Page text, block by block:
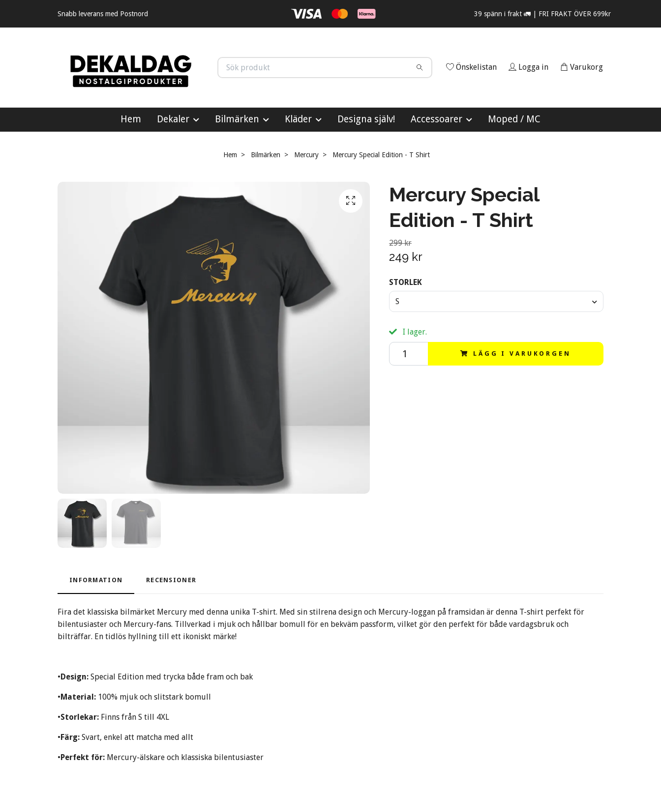
Snabb leverans med Postnord 39 spänn i frakt 🚛 | FRI FRAKT ÖVER 699kr
Önskelistan Logga in Varukorg
Hem Dekaler Bilmärken Kläder Designa själv! Accessoarer Moped / MC
Hem Bilmärken Mercury Mercury Special Edition - T Shirt
Mercury Special
Edition - T Shirt
299 kr
249 kr
STORLEK
S
I lager.
LÄGG I VARUKORGEN
INFORMATION RECENSIONER
Fira det klassiska bilmärket Mercury med denna unika T-shirt. Med sin stilrena design och Mercury-loggan på framsidan är denna T-shirt perfekt för
bilentusiaster och Mercury-fans. Tillverkad i mjuk och hållbar bomull för en bekväm passform, vilket gör den perfekt för både vardagsbruk och
bilträffar. En tidlös hyllning till ett ikoniskt märke!
•Design: Special Edition med trycka både fram och bak
•Material: 100% mjuk och slitstark bomull
•Storlekar: Finns från S till 4XL
•Färg: Svart, enkel att matcha med allt
•Perfekt för: Mercury-älskare och klassiska bilentusiaster